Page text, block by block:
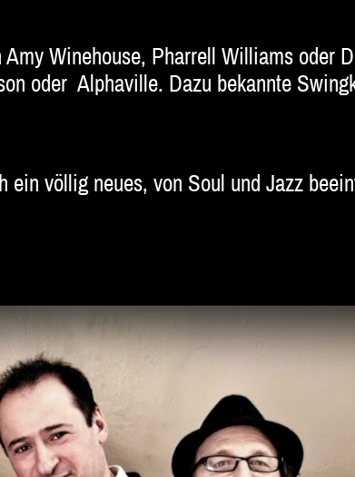
Winehouse, Pharrell Williams oder
oder Alphaville. Dazu bekannte
völlig neues, von Soul und Jazz